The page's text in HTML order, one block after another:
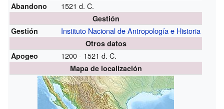
Abandono 1521 d. C.
Gestión
Gestión
Instituto Nacional de Antropología e Historia
Otros datos
Apogeo
1200 - 1521 d. C.
Mapa de localización